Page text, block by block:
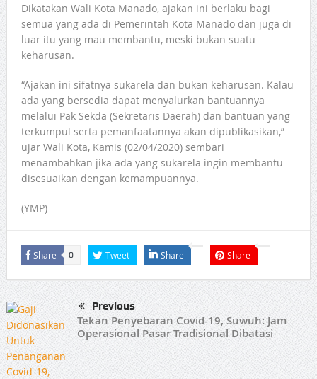
Dikatakan Wali Kota Manado, ajakan ini berlaku bagi
semua yang ada di Pemerintah Kota Manado dan juga di
luar itu yang mau membantu, meski bukan suatu
keharusan.
“Ajakan ini sifatnya sukarela dan bukan keharusan. Kalau
ada yang bersedia dapat menyalurkan bantuannya
melalui Pak Sekda (Sekretaris Daerah) dan bantuan yang
terkumpul serta pemanfaatannya akan dipublikasikan,”
ujar Wali Kota, Kamis (02/04/2020) sembari
menambahkan jika ada yang sukarela ingin membantu
disesuaikan dengan kemampuannya.
(YMP)
Share 0 Tweet Share Share
Previous
Tekan Penyebaran Covid-19, Suwuh: Jam
Operasional Pasar Tradisional Dibatasi